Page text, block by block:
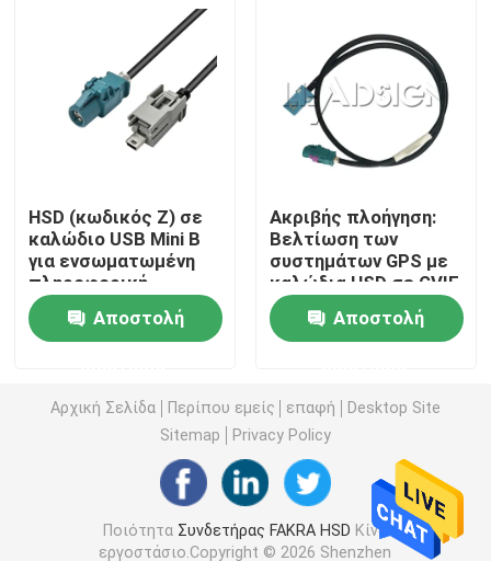
Συνδετήρας PCB FAKRA
Μίνι συνδετήρες FAKRA
Καλώδιο επέκτασης FAKRA
Ομοαξονικό καλώδιο FAKRA
Προσαρμοστής κεραιών FAKRA
Καλώδιο FAKRA HSD
Καλώδιο HSD LVDS
HSD (κωδικός Z) σε
καλώδιο USB Mini B
για ενσωματωμένη
πληροφορική
Αποστολή
Ακριβής πλοήγηση:
Βελτίωση των
συστημάτων GPS με
καλώδια HSD σε GVIF
Αποστολή
Αρχική Σελίδα Περίπου εμείς επαφή
Desktop Site
Sitemap
Privacy Policy
Ποιότητα Συνδετήρας FAKRA HSD Κίνα
εργοστάσιο.Copyright © 2026 Shenzhen